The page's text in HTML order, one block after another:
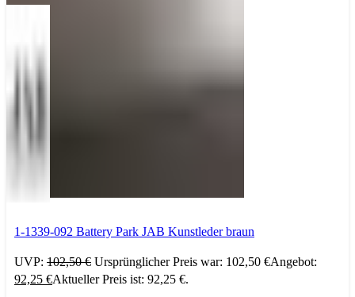
1-1339-092 Battery Park JAB Kunstleder braun
UVP: 102,50€ Ursprünglicher Preis war: 102,50 €Angebot:
92,25 €Aktueller Preis ist: 92,25 €.